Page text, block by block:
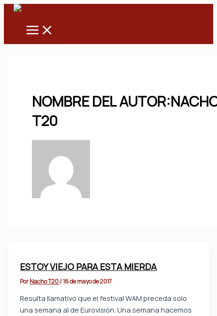
Ir
contenido
Main
NOMBRE DEL
T20
ESTOY VIEJO PARA ESTA MIERDA
PorNacho T20/16 de mayo de 2017
Resulta llamativo que el festival WAM preceda solo
una semana al de Eurovisión. Una semana hacemos